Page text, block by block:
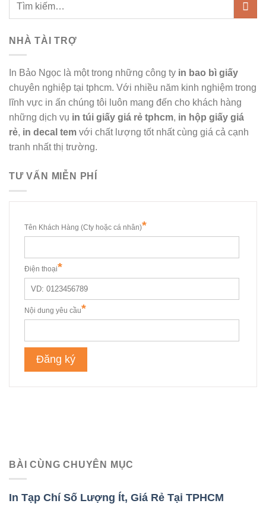
NHÀ TÀI TRỢ
In Bảo Ngọc là một trong những công ty in bao bì giấy
chuyên nghiệp tại tphcm. Với nhiều năm kinh nghiệm trong
lĩnh vực in ấn chúng tôi luôn mang đến cho khách hàng
những dịch vụ in túi giấy giá rẻ tphcm, in hộp giấy giá
rẻ, in decal tem với chất lượng tốt nhất cùng giá cả cạnh
tranh nhất thị trường.
TƯ VẤN MIỄN PHÍ
BÀI CÙNG CHUYÊN MỤC
In Tạp Chí Số Lượng Ít, Giá Rẻ Tại TPHCM